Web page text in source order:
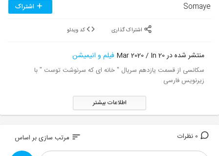
Somaye اشتراک
منتشر شده در 20 Mar 2020 / In فیلم و انیمیشن
سکانسی از قسمت یازدهم سریال " خانه ای که سرنوشت توست " با
زیرنویس فارسی
اطلاعات بیشتر
sort مرتب سازی بر اساس